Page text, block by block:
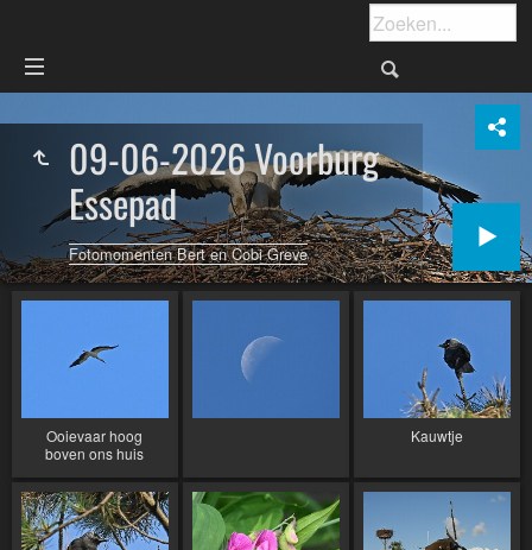
09-06-2026 Voorburg
Essepad
Fotomomenten Bert en Cobi Greve
Ooievaar hoog
boven ons huis
Kauwtje